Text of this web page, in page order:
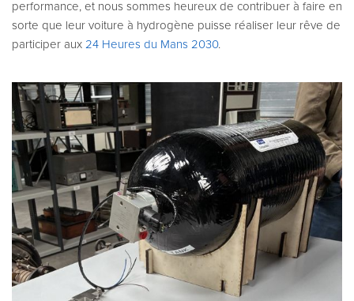
performance, et nous sommes heureux de contribuer à faire en
sorte que leur voiture à hydrogène puisse réaliser leur rêve de
participer aux 24 Heures du Mans 2030.